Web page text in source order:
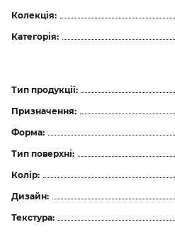
Колекція:
Категорія:
Тип продукції:
Призначення:
Форма:
Тип поверхні:
Колір:
Дизайн:
Текстура: